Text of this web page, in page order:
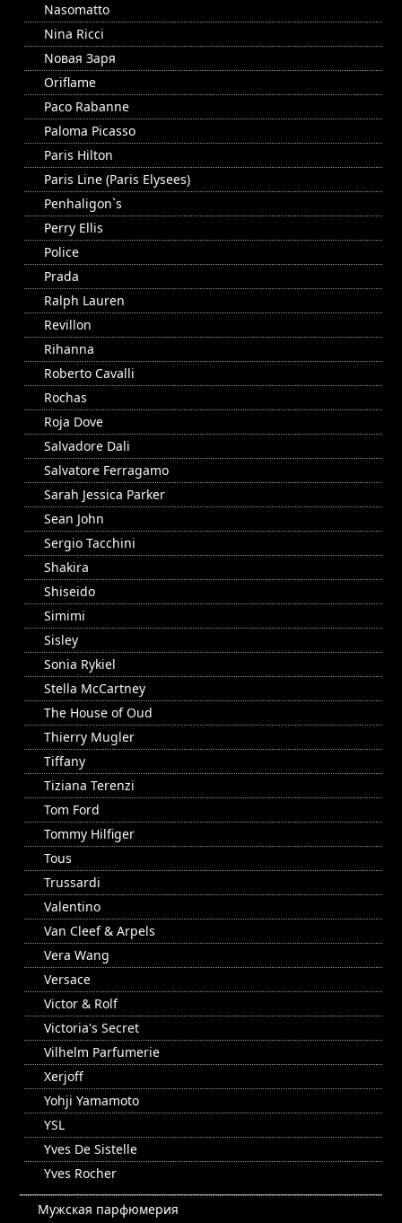
Nasomatto
Nina Ricci
Nовая Заря
Oriflame
Paco Rabanne
Paloma Picasso
Paris Hilton
Paris Line (Paris Elysees)
Penhaligon`s
Perry Ellis
Police
Prada
Ralph Lauren
Revillon
Rihanna
Roberto Cavalli
Rochas
Roja Dove
Salvadore Dali
Salvatore Ferragamo
Sarah Jessica Parker
Sean John
Sergio Tacchini
Shakira
Shiseido
Simimi
Sisley
Sonia Rykiel
Stella McCartney
The House of Oud
Thierry Mugler
Tiffany
Tiziana Terenzi
Tom Ford
Tommy Hilfiger
Tous
Trussardi
Valentino
Van Cleef & Arpels
Vera Wang
Versace
Victor & Rolf
Victoria's Secret
Vilhelm Parfumerie
Xerjoff
Yohji Yamamoto
YSL
Yves De Sistelle
Yves Rocher
Мужская парфюмерия